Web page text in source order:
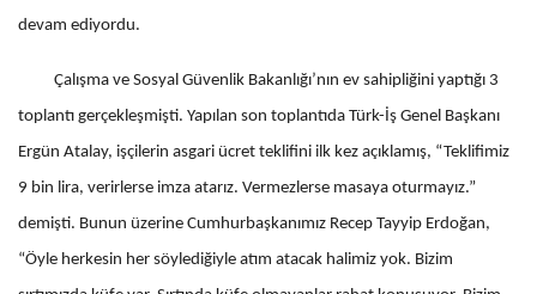
devam ediyordu.
Çalışma ve Sosyal Güvenlik Bakanlığı’nın ev sahipliğini yaptığı 3
toplantı gerçekleşmişti. Yapılan son toplantıda Türk-İş Genel Başkanı
Ergün Atalay, işçilerin asgari ücret teklifini ilk kez açıklamış, “Teklifimiz
9 bin lira, verirlerse imza atarız. Vermezlerse masaya oturmayız.”
demişti. Bunun üzerine Cumhurbaşkanımız Recep Tayyip Erdoğan,
“Öyle herkesin her söylediğiyle atım atacak halimiz yok. Bizim